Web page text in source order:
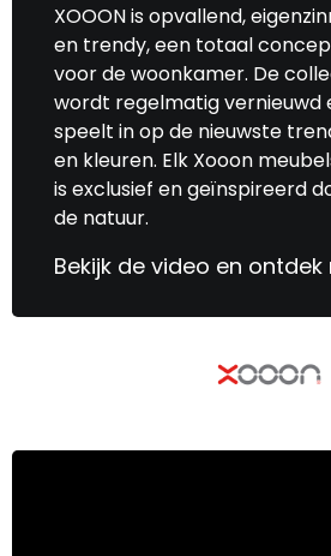
XOOON is opvallend,
en trendy, een totaal
voor de woonkamer. De
wordt regelmatig vernieuwd
speelt in op de nieuwste
en kleuren. Elk Xooon
is exclusief en geïnspireerd
de natuur.
Bekijk de video en ontdek